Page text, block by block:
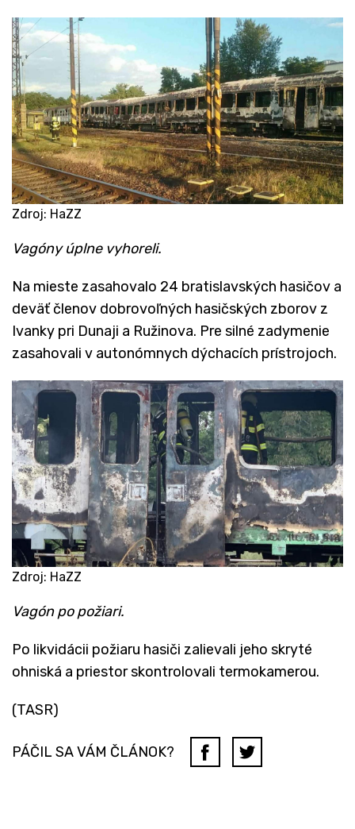
Zdroj: HaZZ
Vagóny úplne vyhoreli.
Na mieste zasahovalo 24 bratislavských hasičov a
deväť členov dobrovoľných hasičských zborov z
Ivanky pri Dunaji a Ružinova. Pre silné zadymenie
zasahovali v autonómnych dýchacích prístrojoch.
Zdroj: HaZZ
Vagón po požiari.
Po likvidácii požiaru hasiči zalievali jeho skryté
ohniská a priestor skontrolovali termokamerou.
(TASR)
PÁČIL SA VÁM ČLÁNOK?